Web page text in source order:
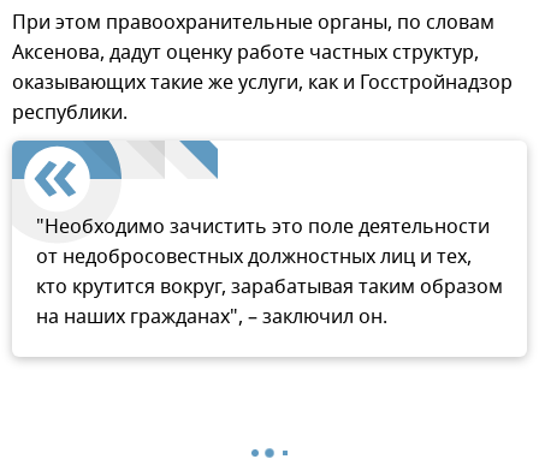
При этом правоохранительные органы, по словам
Аксенова, дадут оценку работе частных структур,
оказывающих такие же услуги, как и Госстройнадзор
республики.
"Необходимо зачистить это поле деятельности
от недобросовестных должностных лиц и тех,
кто крутится вокруг, зарабатывая таким образом
на наших гражданах", – заключил он.